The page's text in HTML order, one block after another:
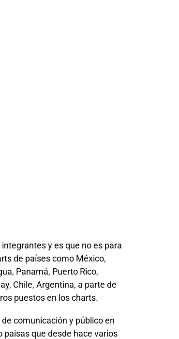
y es que no es para
de países como México,
Panamá, Puerto Rico,
Chile, Argentina, a parte de
puestos en los charts.
comunicación y público en
que desde hace varios